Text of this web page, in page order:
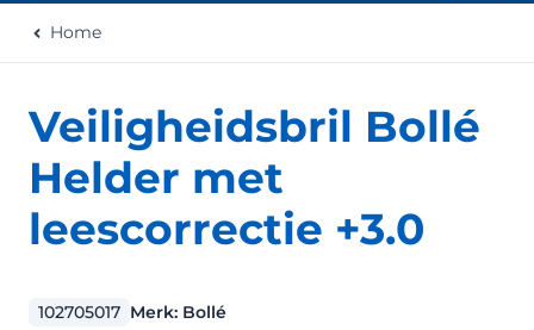
Home
Veiligheidsbril Bollé
Helder met
leescorrectie +3.0
102705017 Merk: Bollé